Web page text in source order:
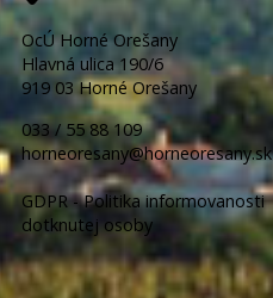
OcÚ Horné Orešany
Hlavná ulica 190/6
919 03 Horné Orešany
033 / 55 88 109
horneoresany@horneoresany.sk
GDPR - Politika informovanosti
dotknutej osoby